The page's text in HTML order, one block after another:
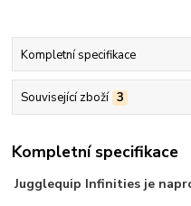
Kompletní specifikace
Související zboží 3
Kompletní specifikace
Jugglequip Infinities je